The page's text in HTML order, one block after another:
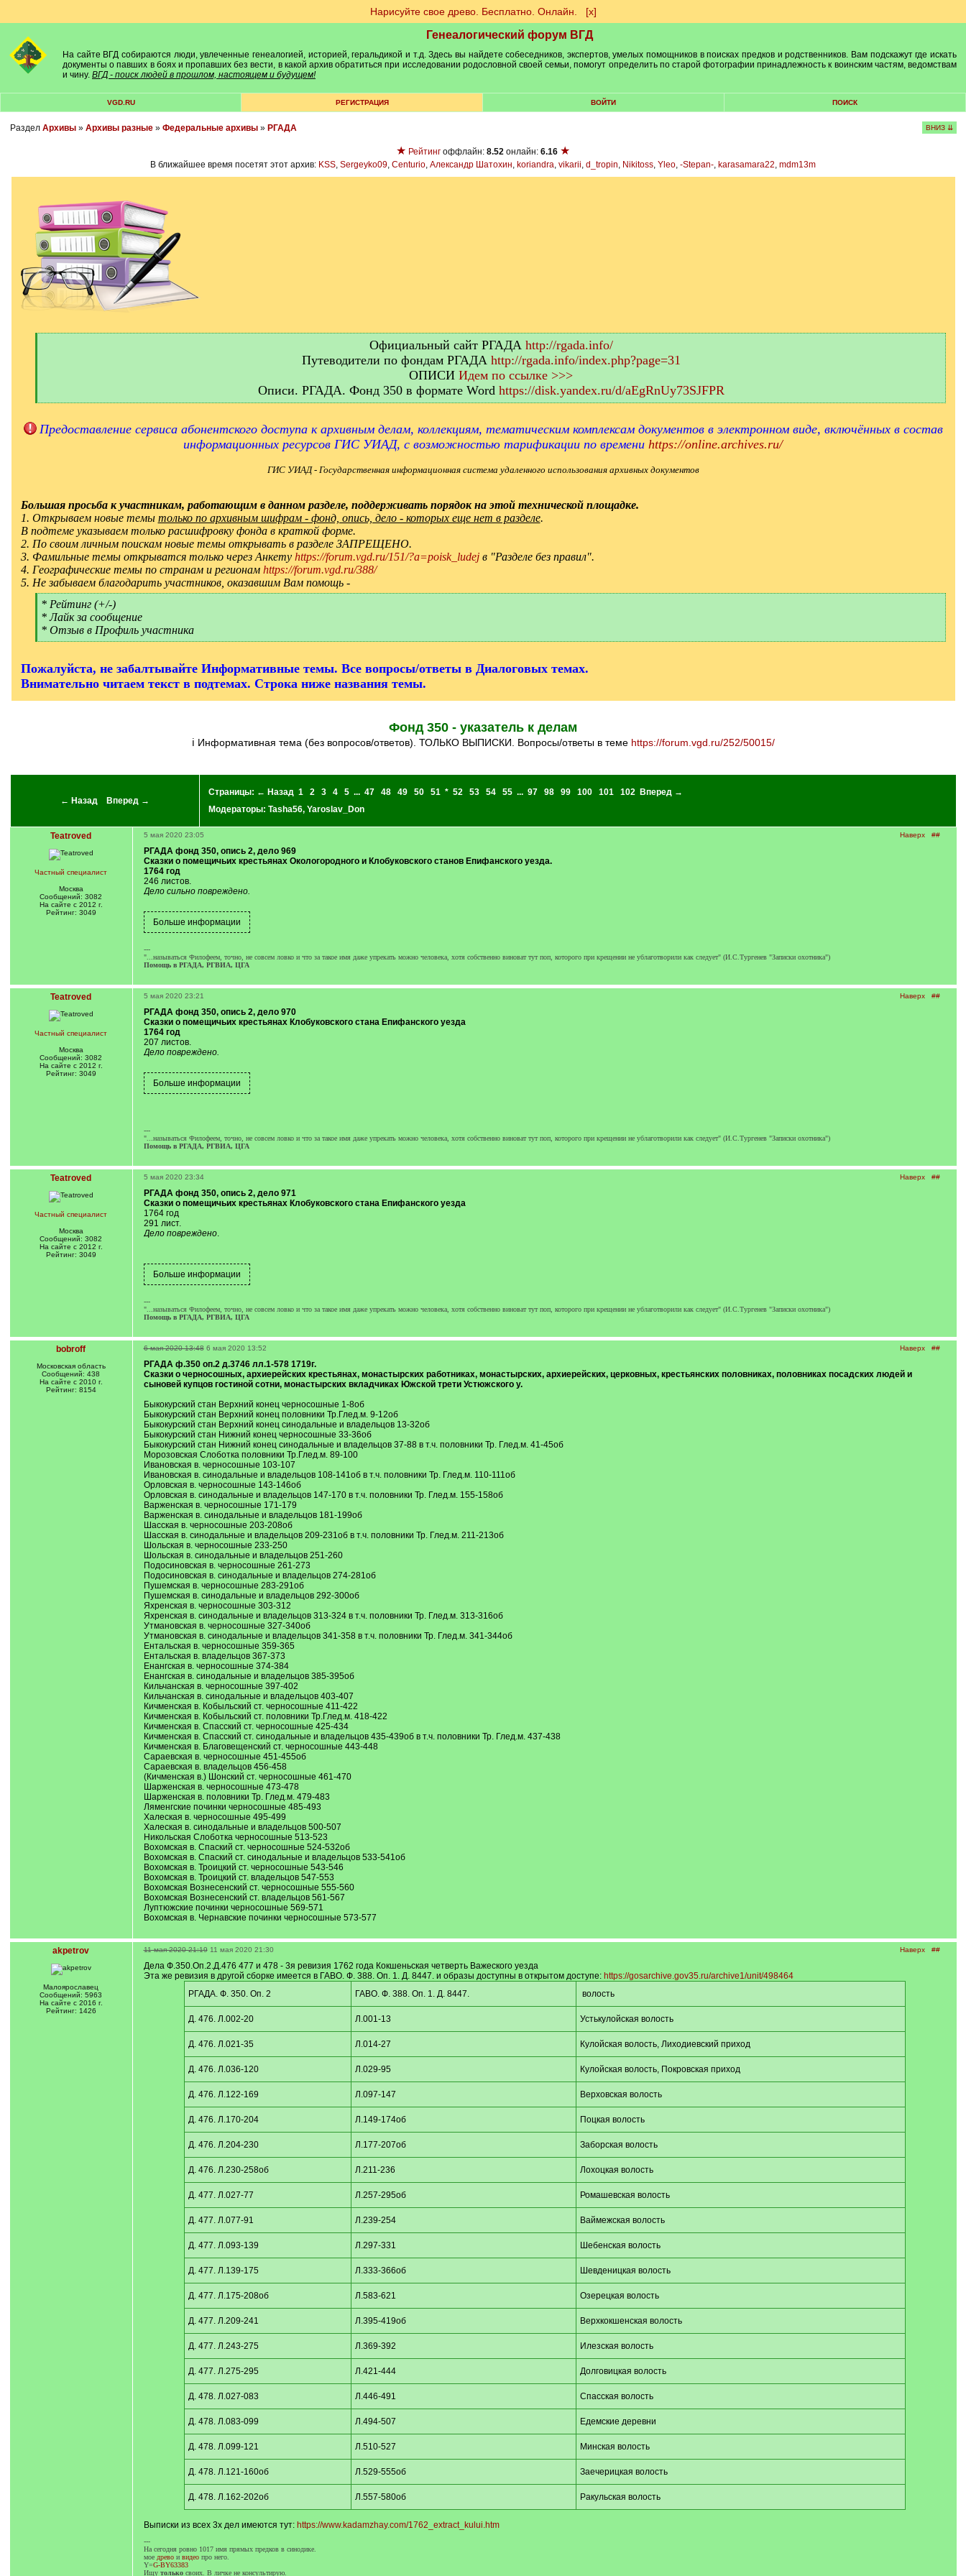
Нарисуйте свое древо. Бесплатно. Онлайн. [х]
Генеалогический форум ВГД
На сайте ВГД собираются люди, увлеченные генеалогией, историей, геральдикой и т.д. Здесь вы найдете собеседников, экспертов, умелых помощников в поисках предков и родственников. Вам подскажут где искать
документы о павших в боях и пропавших без вести, в какой архив обратиться при исследовании родословной своей семьи, помогут определить по старой фотографии принадлежность к воинским частям, ведомствам
и чину. ВГД - поиск людей в прошлом, настоящем и будущем!
VGD.RU РЕГИСТРАЦИЯ ВОЙТИ ПОИСК
Раздел Архивы» Архивы разные» Федеральные архивы» РГАДА ВНИЗ ⇊
★ Рейтинг оффлайн: 8.52 онлайн: 6.16 ★
В ближайшее время посетят этот архив: KSS, Sergeyko09, Centurio, Александр Шатохин, koriandra, vikarii, d_tropin, Nikitoss, Yleo, -Stepan-, karasamara22, mdm13m
Официальный сайт РГАДА http://rgada.info/
Путеводители по фондам РГАДА http://rgada.info/index.php?page=31
ОПИСИ Идем по ссылке >>>
Описи. РГАДА. Фонд 350 в формате Word https://disk.yandex.ru/d/aEgRnUy73SJFPR
[
]
Предоставление сервиса абонентского доступа к архивным делам, коллекциям, тематическим комплексам документов в электронном виде, включённых в состав
информационных ресурсов ГИС УИАД, с возможностью тарификации по времени https://online.archives.ru/
ГИС УИАД - Государственная информационная система удаленного использования архивных документов
Большая просьба к участникам, работающим в данном разделе, поддерживать порядок на этой технической площадке.
1. Открываем новые темы только по архивным шифрам - фонд, опись, дело - которых еще нет в разделе.
В подтеме указываем только расшифровку фонда в краткой форме.
2. По своим личным поискам новые темы открывать в разделе ЗАПРЕЩЕНО.
3. Фамильные темы открыватся только через Анкету https://forum.vgd.ru/151/?a=poisk_ludejв "Разделе без правил".
4. Географические темы по странам и регионам https://forum.vgd.ru/388/
5. Не забываем благодарить участников, оказавшим Вам помощь -
[
q
]
* Рейтинг (+/-)
* Лайк за сообщение
* Отзыв в Профиль участника
[
Пожалуйста, не забалтывайте Информативные темы. Все вопросы/ответы в Диалоговых темах.
Внимательно читаем текст в подтемах. Строка ниже названия темы.
Фонд 350 - указатель к делам
ℹ Информативная тема (без вопросов/ответов). ТОЛЬКО ВЫПИСКИ. Вопросы/ответы в теме https://forum.vgd.ru/252/50015/
← Назад Вперед →
Страницы: ← Назад 1 2 3 4 5 ... 47 48 49 50 51 * 52 53 54 55 ... 97 98 99 100 101 102
Вперед →
Модераторы: Tasha56, Yaroslav_Don
Teatroved
Частный специалист
Москва
Сообщений: 3082
На сайте с 2012 г.
Рейтинг: 3049
Наверх ##
5 мая 2020 23:05
РГАДА фонд 350, опись 2, дело 969
Сказки о помещичьих крестьянах Окологородного и Клобуковского станов Епифанского уезда.
1764 год
246 листов.
Дело сильно повреждено.
---
"...называться Филофеем, точно, не совсем ловко и что за такое имя даже упрекать можно человека, хотя собственно виноват тут поп, которого при крещении не ублаготворили как следует" (И.С.Тургенев "Записки охотника")
Помощь в РГАДА, РГВИА, ЦГА
Teatroved
Частный специалист
Москва
Сообщений: 3082
На сайте с 2012 г.
Рейтинг: 3049
Наверх ##
5 мая 2020 23:21
РГАДА фонд 350, опись 2, дело 970
Сказки о помещичьих крестьянах Клобуковского стана Епифанского уезда
1764 год
207 листов.
Дело повреждено.
---
"...называться Филофеем, точно, не совсем ловко и что за такое имя даже упрекать можно человека, хотя собственно виноват тут поп, которого при крещении не ублаготворили как следует" (И.С.Тургенев "Записки охотника")
Помощь в РГАДА, РГВИА, ЦГА
Teatroved
Частный специалист
Москва
Сообщений: 3082
На сайте с 2012 г.
Рейтинг: 3049
Наверх ##
5 мая 2020 23:34
РГАДА фонд 350, опись 2, дело 971
Сказки о помещичьих крестьянах Клобуковского стана Епифанского уезда
1764 год
291 лист.
Дело повреждено.
---
"...называться Филофеем, точно, не совсем ловко и что за такое имя даже упрекать можно человека, хотя собственно виноват тут поп, которого при крещении не ублаготворили как следует" (И.С.Тургенев "Записки охотника")
Помощь в РГАДА, РГВИА, ЦГА
bobroff
Московская область
Сообщений: 438
На сайте с 2010 г.
Рейтинг: 8154
Наверх ##
6 мая 2020 13:48 6 мая 2020 13:52
РГАДА ф.350 оп.2 д.3746 лл.1-578 1719г.
Сказки о черносошных, архиерейских крестьянах, монастырских работниках, монастырских, архиерейских, церковных, крестьянских половниках, половниках посадских людей и
сыновей купцов гостиной сотни, монастырских вкладчиках Южской трети Устюжского у.
Быкокурский стан Верхний конец черносошные 1-8об
Быкокурский стан Верхний конец половники Тр.Глед.м. 9-12об
Быкокурский стан Верхний конец синодальные и владельцов 13-32об
Быкокурский стан Нижний конец черносошные 33-36об
Быкокурский стан Нижний конец синодальные и владельцов 37-88 в т.ч. половники Тр. Глед.м. 41-45об
Морозовская Слоботка половники Тр.Глед.м. 89-100
Ивановская в. черносошные 103-107
Ивановская в. синодальные и владельцов 108-141об в т.ч. половники Тр. Глед.м. 110-111об
Орловская в. черносошные 143-146об
Орловская в. синодальные и владельцов 147-170 в т.ч. половники Тр. Глед.м. 155-158об
Варженская в. черносошные 171-179
Варженская в. синодальные и владельцов 181-199об
Шасская в. черносошные 203-208об
Шасская в. синодальные и владельцов 209-231об в т.ч. половники Тр. Глед.м. 211-213об
Шольская в. черносошные 233-250
Шольская в. синодальные и владельцов 251-260
Подосиновская в. черносошные 261-273
Подосиновская в. синодальные и владельцов 274-281об
Пушемская в. черносошные 283-291об
Пушемская в. синодальные и владельцов 292-300об
Яхренская в. черносошные 303-312
Яхренская в. синодальные и владельцов 313-324 в т.ч. половники Тр. Глед.м. 313-316об
Утмановская в. черносошные 327-340об
Утмановская в. синодальные и владельцов 341-358 в т.ч. половники Тр. Глед.м. 341-344об
Ентальская в. черносошные 359-365
Ентальская в. владельцов 367-373
Енангская в. черносошные 374-384
Енангская в. синодальные и владельцов 385-395об
Кильчанская в. черносошные 397-402
Кильчанская в. синодальные и владельцов 403-407
Кичменская в. Кобыльский ст. черносошные 411-422
Кичменская в. Кобыльский ст. половники Тр.Глед.м. 418-422
Кичменская в. Спасский ст. черносошные 425-434
Кичменская в. Спасский ст. синодальные и владельцов 435-439об в т.ч. половники Тр. Глед.м. 437-438
Кичменская в. Благовещенский ст. черносошные 443-448
Сараевская в. черносошные 451-455об
Сараевская в. владельцов 456-458
(Кичменская в.) Шонский ст. черносошные 461-470
Шарженская в. черносошные 473-478
Шарженская в. половники Тр. Глед.м. 479-483
Ляменгские починки черносошные 485-493
Халеская в. черносошные 495-499
Халеская в. синодальные и владельцов 500-507
Никольская Слоботка черносошные 513-523
Вохомская в. Спаский ст. черносошные 524-532об
Вохомская в. Спаский ст. синодальные и владельцов 533-541об
Вохомская в. Троицкий ст. черносошные 543-546
Вохомская в. Троицкий ст. владельцов 547-553
Вохомская Вознесенский ст. черносошные 555-560
Вохомская Вознесенский ст. владельцов 561-567
Луптюжские починки черносошные 569-571
Вохомская в. Чернавские починки черносошные 573-577
akpetrov
Малоярославец
Сообщений: 5963
На сайте с 2016 г.
Рейтинг: 1426
Наверх ##
11 мая 2020 21:19 11 мая 2020 21:30
Дела Ф.350.Оп.2.Д.476 477 и 478 - 3я ревизия 1762 года Кокшеньская четверть Важеского уезда
Эта же ревизия в другой сборке имеется в ГАВО. Ф. 388. Оп. 1. Д. 8447. и образы доступны в открытом доступе: https://gosarchive.gov35.ru/archive1/unit/498464
РГАДА. Ф. 350. Оп. 2
ГАВО. Ф. 388. Оп. 1. Д. 8447. волость
Д. 476. Л.002-20 Л.001-13 Устькулойская волость
Д. 476. Л.021-35 Л.014-27 Кулойская волость, Лиходиевский приход
Д. 476. Л.036-120 Л.029-95 Кулойская волость, Покровская приход
Д. 476. Л.122-169 Л.097-147 Верховская волость
Д. 476. Л.170-204 Л.149-174об Поцкая волость
Д. 476. Л.204-230 Л.177-207об Заборская волость
Д. 476. Л.230-258об Л.211-236 Лохоцкая волость
Д. 477. Л.027-77 Л.257-295об Ромашевская волость
Д. 477. Л.077-91 Л.239-254 Ваймежская волость
Д. 477. Л.093-139 Л.297-331 Шебенская волость
Д. 477. Л.139-175 Л.333-366об Шевденицкая волость
Д. 477. Л.175-208об Л.583-621 Озерецкая волость
Д. 477. Л.209-241 Л.395-419об Верхкокшенская волость
Д. 477. Л.243-275 Л.369-392 Илезская волость
Д. 477. Л.275-295 Л.421-444 Долговицкая волость
Д. 478. Л.027-083 Л.446-491 Спасская волость
Д. 478. Л.083-099 Л.494-507 Едемские деревни
Д. 478. Л.099-121 Л.510-527 Минская волость
Д. 478. Л.121-160об Л.529-555об Заечерицкая волость
Д. 478. Л.162-202об Л.557-580об Ракульская волость
Выписки из всех 3х дел имеются тут: https://www.kadamzhay.com/1762_extract_kului.htm
---
На сегодня ровно 1017 имя прямых предков в синодике.
мое древои видеопро него.
Y=G-BY63383
Ищу толькосвоих. В личке не консультирую.